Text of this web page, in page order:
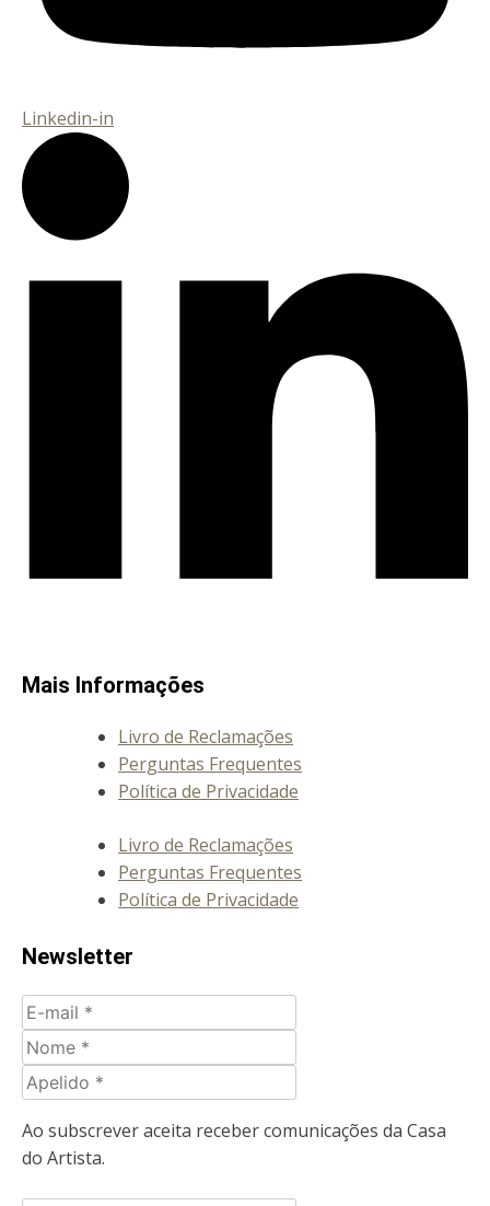
Linkedin-in
Mais Informações
Livro de Reclamações
Perguntas Frequentes
Política de Privacidade
Livro de Reclamações
Perguntas Frequentes
Política de Privacidade
Newsletter
E-
mail
Nome
Apelido
Ao subscrever aceita receber comunicações da Casa
do Artista.